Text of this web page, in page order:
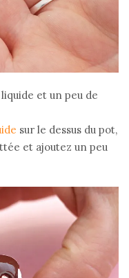
et un peu de
sur le dessus du pot,
et ajoutez un peu